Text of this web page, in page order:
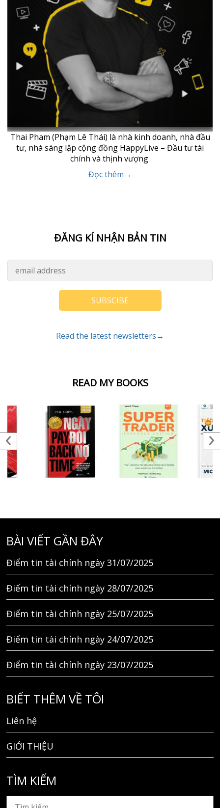
READ MY BOOKS
Thai Pham (Phạm Lê Thái) là nhà kinh doanh, nhà đầu
tư, nhà sáng lập cộng đồng HappyLive – Đầu tư tài
chính và thịnh vượng
Đọc thêm→
ĐĂNG KÍ NHẬN BẢN TIN
SUBSCIBE
Read the latest newsletters→
BÀI VIẾT GẦN ĐÂY
Điểm tin tài chính ngày 31/07/2025
Điểm tin tài chính ngày 28/07/2025
Điểm tin tài chính ngày 25/07/2025
Điểm tin tài chính ngày 24/07/2025
Điểm tin tài chính ngày 23/07/2025
BIẾT THÊM VỀ TÔI
Liên hệ
GIỚI THIỆU
TÌM KIẾM